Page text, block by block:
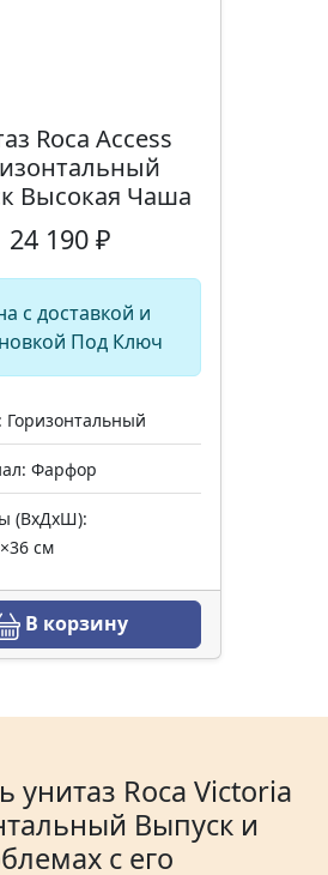
Roca Access
Высокая Чаша
24 190 ₽
с доставкой и
Под Ключ
Горизонтальный
Фарфор
(ВхДхШ):
см
В корзину
унитаз Roca Victoria
Выпуск и
с его